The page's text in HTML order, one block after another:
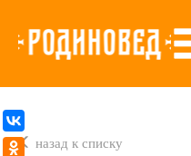
назад к списку